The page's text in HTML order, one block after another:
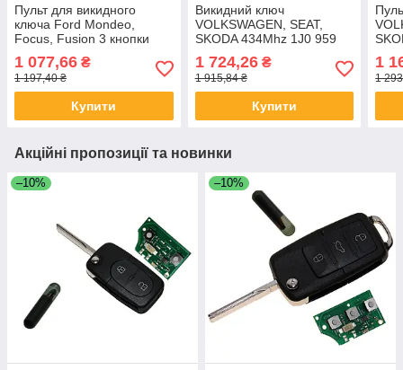
Пульт для викидного
ключа Ford Mondeo,
Focus, Fusion 3 кнопки
433MHz чип 4D 63 3M5T-
15K601-AB
1 077,66 ₴
1 197,40 ₴
Купити
Викидний ключ
VOLKSWAGEN, SEAT,
SKODA 434Mhz 1J0 959
753 DA
1 724,26₴
1 915,84 ₴
Купити
753
1
1
Акційні пропозиції та новинки
–10% –10%